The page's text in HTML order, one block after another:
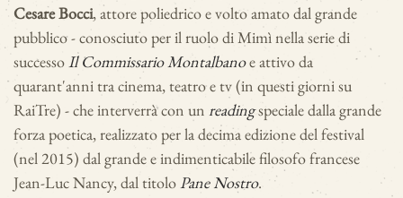
Cesare Bocci, attore poliedrico e volto amato dal grande
pubblico - conosciuto per il ruolo di Mimì nella serie di
successoIl Commissario Montalbanoe attivo da
quarant'anni tra cinema, teatro e tv (in questi giorni su
RaiTre) - che interverrà con un readingspeciale dalla grande
forza poetica, realizzato per la decima edizione del festival
(nel 2015) dal grande e indimenticabile filosofo francese
Jean-Luc Nancy, dal titoloPane Nostro.